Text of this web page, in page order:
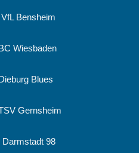
Bensheim
Wiesbaden
Blues
Gernsheim
Darmstadt 98